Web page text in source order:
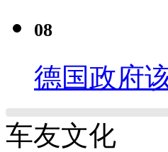
08
德国政府
车友文化